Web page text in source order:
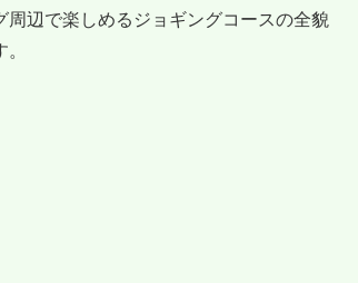
辺で楽しめるジョギングコースの全貌